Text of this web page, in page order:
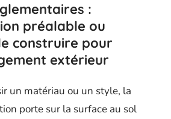
:
préalable ou
construire pour
extérieur
un matériau ou un style, la
porte sur la surface au sol